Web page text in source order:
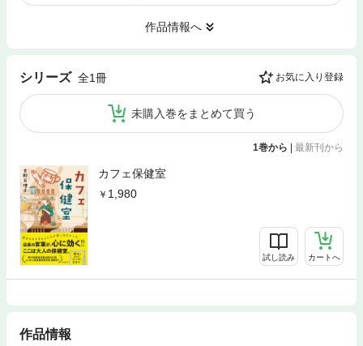
作品情報へ
シリーズ 全1冊 お気に入り登録
未購入巻をまとめて買う
1巻から | 最新刊から
カフェ保健室
1,980
試し読み カートへ
作品情報